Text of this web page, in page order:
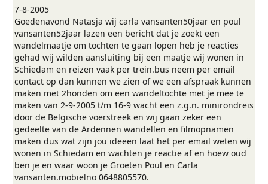
7-8-2005
Goedenavond Natasja wij carla vansanten50jaar en poul
vansanten52jaar lazen een bericht dat je zoekt een
wandelmaatje om tochten te gaan lopen heb je reacties
gehad wij wilden aansluiting bij een maatje wij wonen in
Schiedam en reizen vaak per trein.bus neem per email
contact op dan kunnen we zien of we een afspraak kunnen
maken met 2honden om een wandeltochte met je mee te
maken van 2-9-2005 t/m 16-9 wacht een z.g.n. minirondreis
door de Belgische voerstreek en wij gaan zeker een
gedeelte van de Ardennen wandellen en filmopnamen
maken dus wat zijn jou ideeen laat het per email weten wij
wonen in Schiedam en wachten je reactie af en hoew oud
ben je en waar woon je Groeten Poul en Carla
vansanten.mobielno 0648805570.